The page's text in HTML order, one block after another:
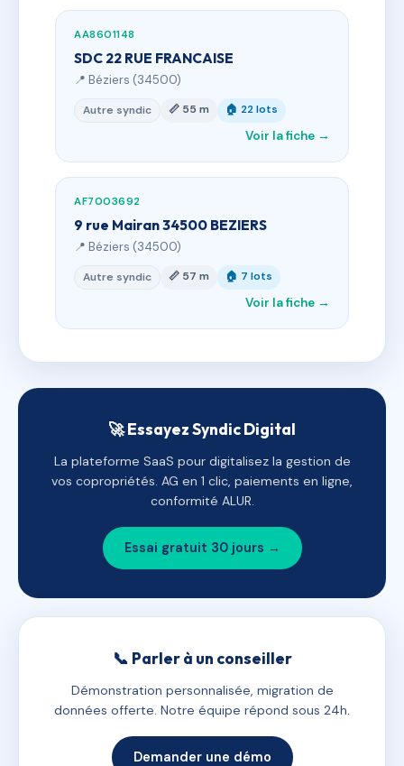
AA8601148
SDC 22 RUE FRANCAISE
📍 Béziers (34500)
Autre syndic 📏 55 m 🏠 22 lots
Voir la fiche →
AF7003692
9 rue Mairan 34500 BEZIERS
📍 Béziers (34500)
Autre syndic 📏 57 m 🏠 7 lots
Voir la fiche →
🚀 Essayez Syndic Digital
La plateforme SaaS pour digitalisez la gestion de
vos copropriétés. AG en 1 clic, paiements en ligne,
conformité ALUR.
Essai gratuit 30 jours →
📞 Parler à un conseiller
Démonstration personnalisée, migration de
données offerte. Notre équipe répond sous 24h.
Demander une démo